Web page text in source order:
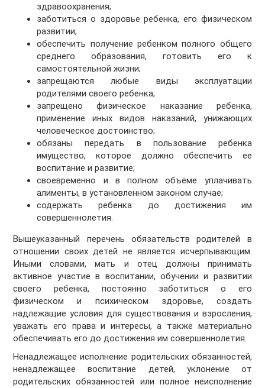
здравоохранения;
заботиться о здоровье ребенка, его физическом
развитии;
обеспечить получение ребенком полного общего
среднего образования, готовить его к
самостоятельной жизни;
запрещаются любые виды эксплуатации
родителями своего ребенка;
запрещено физическое наказание ребенка,
применение иных видов наказаний, унижающих
человеческое достоинство;
обязаны передать в пользование ребенка
имущество, которое должно обеспечить ее
воспитание и развитие;
своевременно и в полном объёме уплачивать
алименты, в установленном законом случае;
содержать ребенка до достижения им
совершеннолетия.
Вышеуказанный перечень обязательств родителей в
отношении своих детей не является исчерпывающим.
Иными словами, мать и отец должны принимать
активное участие в воспитании, обучении и развитии
своего ребенка, постоянно заботиться о его
физическом и психическом здоровье, создать
надлежащие условия для существования и взросления,
уважать его права и интересы, а также материально
обеспечивать его до достижения им совершеннолетия.
Ненадлежащее исполнение родительских обязанностей,
ненадлежащее воспитание детей, уклонение от
родительских обязанностей или полное неисполнение